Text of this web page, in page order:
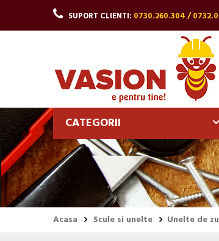
SUPORT CLIENTI: 0730.260.304 /
CATEGORII
Acasa Scule si unelte Unelte de